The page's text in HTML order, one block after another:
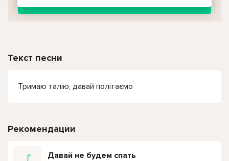
Текст песни
Тримаю талію, давай політаємо
Рекомендации
Давай не будем спать